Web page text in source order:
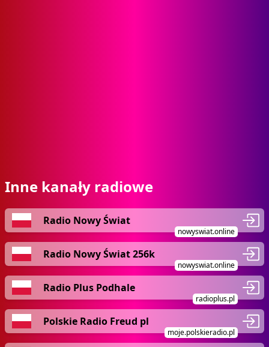
Inne kanały radiowe
Radio Nowy Świat
nowyswiat.online
Radio Nowy Świat 256k
nowyswiat.online
Radio Plus Podhale
radioplus.pl
Polskie Radio Freud pl
moje.polskieradio.pl